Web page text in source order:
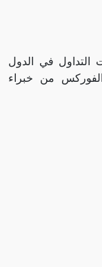
في الدول
الفوركس من خبراء